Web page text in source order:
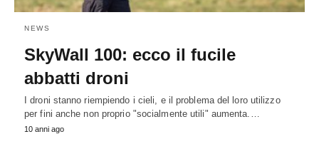
NEWS
SkyWall 100: ecco il fucile
abbatti droni
I droni stanno riempiendo i cieli, e il problema del loro utilizzo
per fini anche non proprio "socialmente utili" aumenta.…
10 anni ago